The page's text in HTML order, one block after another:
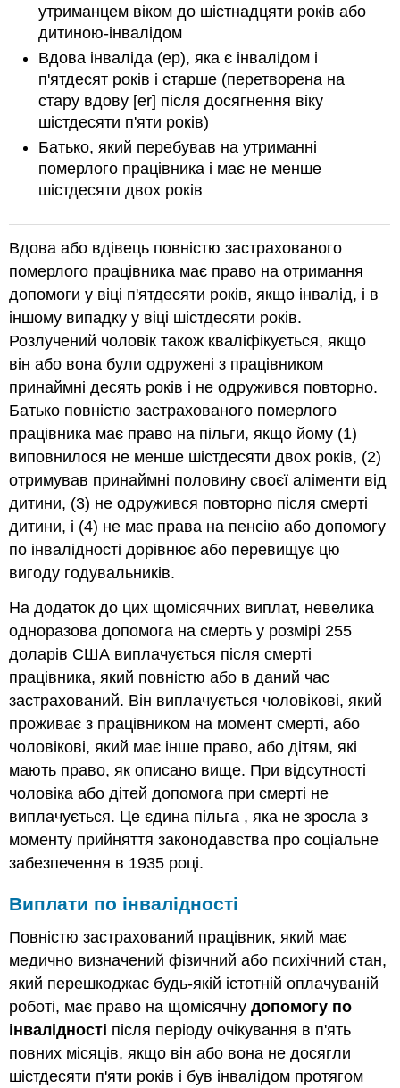
утриманцем віком до шістнадцяти років або
дитиною-інвалідом
Вдова інваліда (ер), яка є інвалідом і
п'ятдесят років і старше (перетворена на
стару вдову [er] після досягнення віку
шістдесяти п'яти років)
Батько, який перебував на утриманні
померлого працівника і має не менше
шістдесяти двох років
Вдова або вдівець повністю застрахованого
померлого працівника має право на отримання
допомоги у віці п'ятдесяти років, якщо інвалід, і в
іншому випадку у віці шістдесяти років.
Розлучений чоловік також кваліфікується, якщо
він або вона були одружені з працівником
принаймні десять років і не одружився повторно.
Батько повністю застрахованого померлого
працівника має право на пільги, якщо йому (1)
виповнилося не менше шістдесяти двох років, (2)
отримував принаймні половину своєї аліменти від
дитини, (3) не одружився повторно після смерті
дитини, і (4) не має права на пенсію або допомогу
по інвалідності дорівнює або перевищує цю
вигоду годувальників.
На додаток до цих щомісячних виплат, невелика
одноразова допомога на смерть у розмірі 255
доларів США виплачується після смерті
працівника, який повністю або в даний час
застрахований. Він виплачується чоловікові, який
проживає з працівником на момент смерті, або
чоловікові, який має інше право, або дітям, які
мають право, як описано вище. При відсутності
чоловіка або дітей допомога при смерті не
виплачується. Це єдина пільга , яка не зросла з
моменту прийняття законодавства про соціальне
забезпечення в 1935 році.
Виплати по інвалідності
Повністю застрахований працівник, який має
медично визначений фізичний або психічний стан,
який перешкоджає будь-якій істотній оплачуваній
роботі, має право на щомісячнудопомогу по
інвалідності після періоду очікування в п'ять
повних місяців, якщо він або вона не досягли
шістдесяти п'яти років і був інвалідом протягом